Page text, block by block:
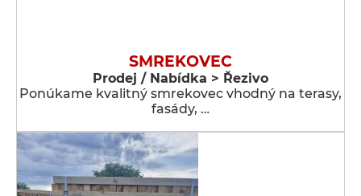
SMREKOVEC
Prodej / Nabídka > Řezivo
Ponúkame kvalitný smrekovec vhodný na terasy,
fasády, …